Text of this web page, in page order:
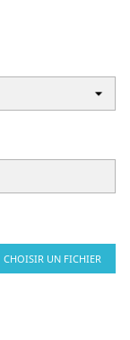
CHOISIR UN FICHIER